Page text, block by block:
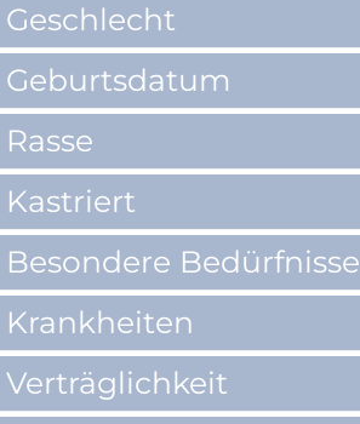
Geschlecht
Geburtsdatum
Rasse
Kastriert
Besondere Bedürfnisse
Krankheiten
Verträglichkeit